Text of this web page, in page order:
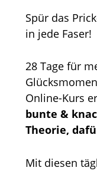
Spür das
in jede Faser!
28 Tage für
Online-Kurs
bunte &
Theorie,
Mit diesen